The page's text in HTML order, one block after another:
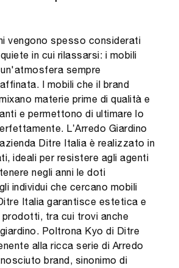
vengono spesso considerati
in cui rilassarsi: i mobili
sempre
I mobili che il brand
materie prime di qualità e
e permettono di ultimare lo
L’Arredo Giardino
Ditre Italia è realizzato in
ideali per resistere agli agenti
negli anni le doti
individui che cercano mobili
Italia garantisce estetica e
prodotti, tra cui trovi anche
Poltrona Kyo di Ditre
alla ricca serie di Arredo
brand, sinonimo di